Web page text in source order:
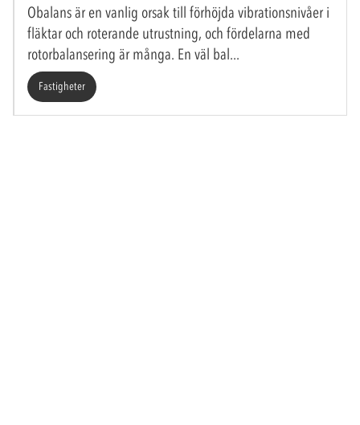
Obalans är en vanlig orsak till förhöjda vibrationsnivåer i
fläktar och roterande utrustning, och fördelarna med
rotorbalansering är många. En väl bal
Fastigheter